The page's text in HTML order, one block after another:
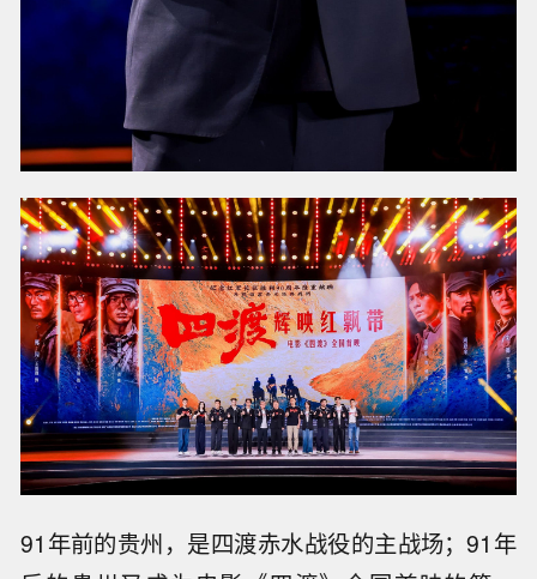
91年前的贵州，是四渡赤水战役的主战场；91年